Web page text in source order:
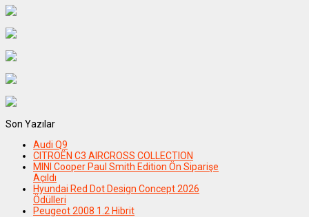
Son Yazılar
Audi Q9
CITROËN C3 AIRCROSS COLLECTION
MINI Cooper Paul Smith Edition Ön Siparişe
Açıldı
Hyundai Red Dot Design Concept 2026
Ödülleri
Peugeot 2008 1.2 Hibrit